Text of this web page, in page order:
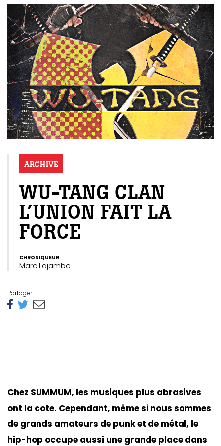
ARCHIVE
WU-TANG CLAN
L’UNION FAIT LA
FORCE
CHRONIQUEUR
Marc Lajambe
Partager
Chez SUMMUM, les musiques plus abrasives
ont la cote. Cependant, même si nous sommes
de grands amateurs de punk et de métal, le
hip-hop occupe aussi une grande place dans